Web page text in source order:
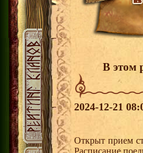
В этом
2024-12-21
Открыт прием
Расписание